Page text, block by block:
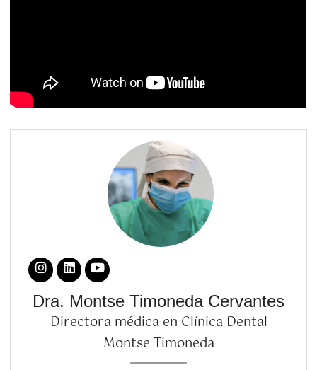
Dra. Montse Timoneda Cervantes
Directora médica en Clínica Dental
Montse Timoneda